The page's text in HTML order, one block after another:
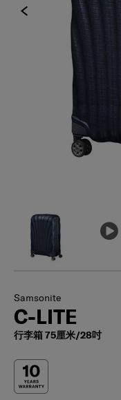
Samsonite
C-LITE
行李箱 75厘米/28吋